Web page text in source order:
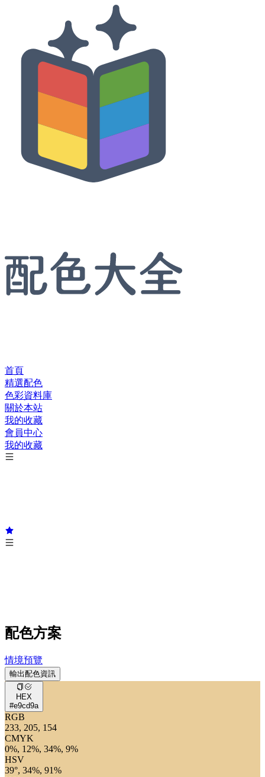
首頁
精選配色
色彩資料庫
關於本站
我的收藏
會員中心
我的收藏
配色方案
情境預覽
輸出配色資訊
HEX
#e9cd9a
RGB
233, 205, 154
CMYK
0%, 12%, 34%, 9%
HSV
39°, 34%, 91%